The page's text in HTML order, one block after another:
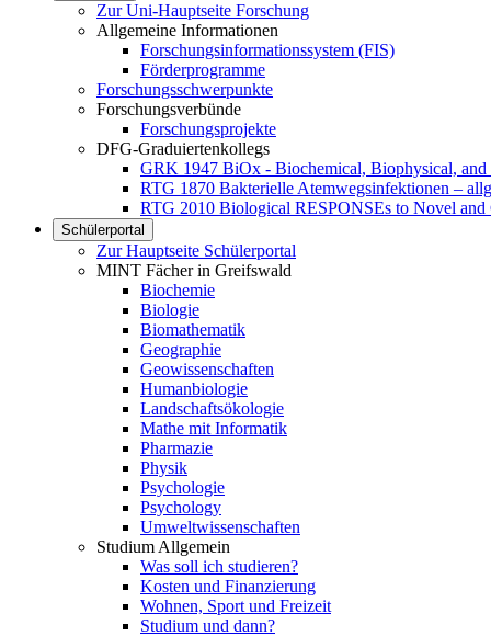
Zur Uni-Hauptseite Forschung
Allgemeine Informationen
Forschungsinformationssystem (FIS)
Förderprogramme
Forschungsschwerpunkte
Forschungsverbünde
Forschungsprojekte
DFG-Graduiertenkollegs
GRK 1947 BiOx - Biochemical, Biophysical,
RTG 1870 Bakterielle Atemwegsinfektionen –
RTG 2010 Biological RESPONSEs to Novel and
Schülerportal
Zur Hauptseite Schülerportal
MINT Fächer in Greifswald
Biochemie
Biologie
Biomathematik
Geographie
Geowissenschaften
Humanbiologie
Landschaftsökologie
Mathe mit Informatik
Pharmazie
Physik
Psychologie
Psychology
Umweltwissenschaften
Studium Allgemein
Was soll ich studieren?
Kosten und Finanzierung
Wohnen, Sport und Freizeit
Studium und dann?